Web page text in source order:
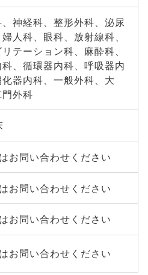
神経科、整形外科、泌尿
人科、眼科、放射線科、
リテーション科、麻酔科、
、循環器内科、呼吸器内
器内科、一般外科、大
外科
お問い合わせください
お問い合わせください
お問い合わせください
お問い合わせください